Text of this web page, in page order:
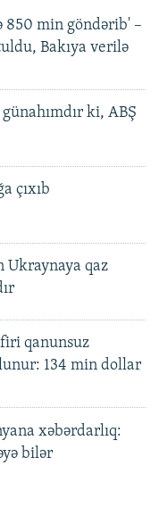
min göndərib' –
Bakıya verilə
ki, ABŞ
çıxıb
Ukraynaya qaz
qanunsuz
134 min dollar
xəbərdarlıq:
bilər